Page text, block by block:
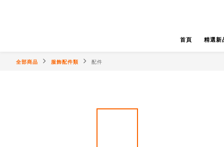
首頁 精選新
全部商品 服飾配件類 配件